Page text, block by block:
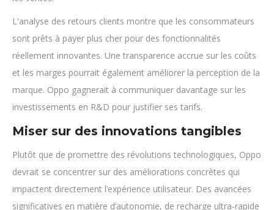
L'analyse des retours clients montre que les consommateurs
sont prêts à payer plus cher pour des fonctionnalités
réellement innovantes. Une transparence accrue sur les coûts
et les marges pourrait également améliorer la perception de la
marque. Oppo gagnerait à communiquer davantage sur les
investissements en R&D pour justifier ses tarifs.
Miser sur des innovations tangibles
Plutôt que de promettre des révolutions technologiques, Oppo
devrait se concentrer sur des améliorations concrètes qui
impactent directement l’expérience utilisateur. Des avancées
significatives en matière d’autonomie, de recharge ultra-rapide